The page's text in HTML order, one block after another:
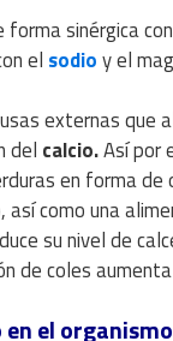
sinérgica con
el sodioy el
externas que
del calcio.Así por
en forma
como una
su nivel de
de coles
el organismo